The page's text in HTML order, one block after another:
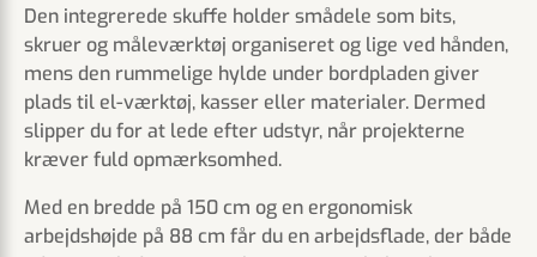
Den integrerede skuffe holder smådele som bits,
skruer og måleværktøj organiseret og lige ved hånden,
mens den rummelige hylde under bordpladen giver
plads til el-værktøj, kasser eller materialer. Dermed
slipper du for at lede efter udstyr, når projekterne
kræver fuld opmærksomhed.
Med en bredde på 150 cm og en ergonomisk
arbejdshøjde på 88 cm får du en arbejdsflade, der både